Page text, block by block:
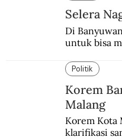
Selera
Di
untuk bisa
pekan.
Politik
Korem
Malang
Korem Kota
klarifikasi